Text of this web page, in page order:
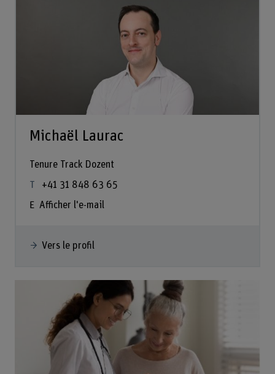
Michaël Laurac
Tenure Track Dozent
+41 31 848 63 65
Afficher l'e-mail
Vers le profil